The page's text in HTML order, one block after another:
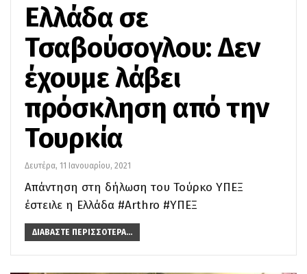
Ελλάδα σε
Τσαβούσογλου: Δεν
έχουμε λάβει
πρόσκληση από την
Τουρκία
Δευτέρα, 11 Ιανουαρίου, 2021
Απάντηση στη δήλωση του Τούρκο ΥΠΕΞ
έστειλε η Ελλάδα #Arthro #ΥΠΕΞ
ΔΙΑΒΆΣΤΕ ΠΕΡΙΣΣΌΤΕΡΑ...